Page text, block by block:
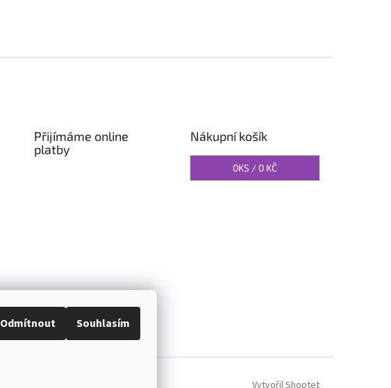
Odmítnout Souhlasím
Přijímáme online
platby
Nákupní košík
0KS / 0 KČ
Vytvořil Shoptet